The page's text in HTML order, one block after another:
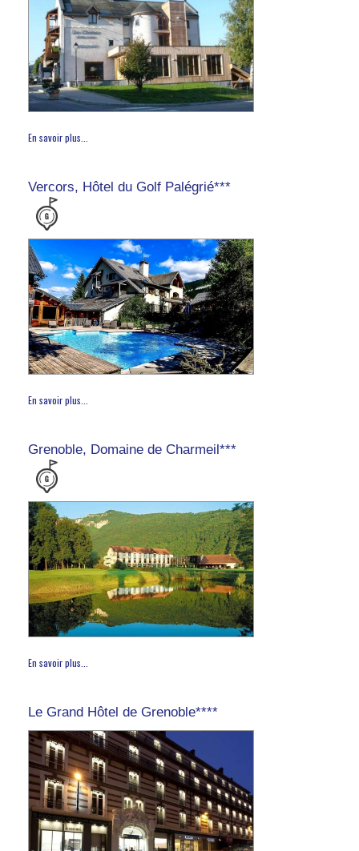
En savoir plus...
Vercors, Hôtel du Golf Palégrié***
En savoir plus...
Grenoble, Domaine de Charmeil***
En savoir plus...
Le Grand Hôtel de Grenoble****